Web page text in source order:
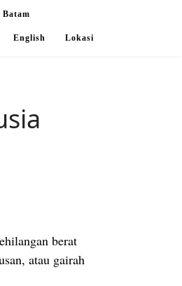
Batam
English Lokasi
berat
atau gairah